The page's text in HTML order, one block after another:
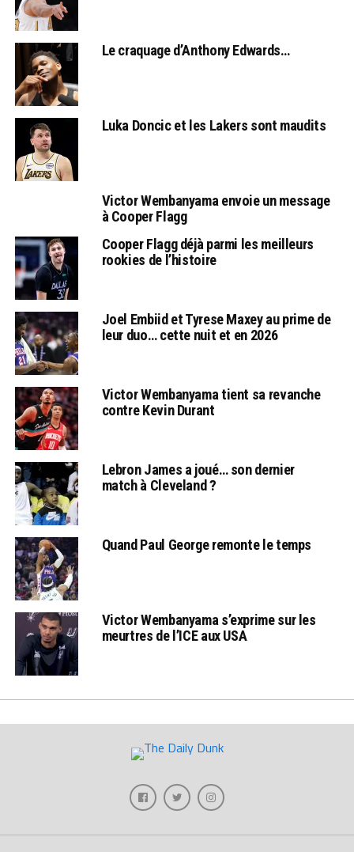
Le craquage d’Anthony Edwards…
Luka Doncic et les Lakers sont maudits
Victor Wembanyama envoie un message
à Cooper Flagg
Cooper Flagg déjà parmi les meilleurs
rookies de l’histoire
Joel Embiid et Tyrese Maxey au prime de
leur duo… cette nuit et en 2026
Victor Wembanyama tient sa revanche
contre Kevin Durant
Lebron James a joué… son dernier
match à Cleveland ?
Quand Paul George remonte le temps
Victor Wembanyama s’exprime sur les
meurtres de l’ICE aux USA